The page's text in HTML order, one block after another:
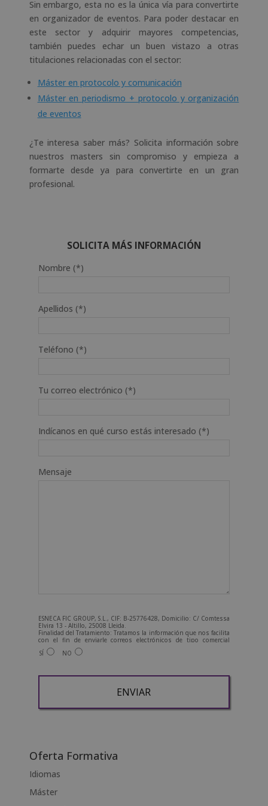
Sin embargo, esta no es la única vía para convertirte
en organizador de eventos. Para poder destacar en
este sector y adquirir mayores competencias,
también puedes echar un buen vistazo a otras
titulaciones relacionadas con el sector:
Máster en protocolo y comunicación
Máster en periodismo + protocolo y organización
de eventos
¿Te interesa saber más? Solicita información sobre
nuestros masters sin compromiso y empieza a
formarte desde ya para convertirte en un gran
profesional.
SOLICITA MÁS INFORMACIÓN
Nombre (*)
Apellidos (*)
Teléfono (*)
Tu correo electrónico (*)
Indícanos en qué curso estás interesado (*)
Mensaje
ESNECA FIC GROUP, S.L., CIF: B-25776428, Domicilio: C/ Comtessa
Elvira 13 - Altillo, 25008 Lleida.
Finalidad del Tratamiento: Tratamos la información que nos facilita
con el fin de enviarle correos electrónicos de tipo comercial
relacionado con los productos ofrecidos y otros tipo de
productos que fueran de su interés.
suficientemente, dirigiéndose a la dirección
Para más información consulte nuestra Política de Privacidad.
Desea recibir información comercial (vía telefónica y/o email):
SÍ NO
t
r
n
Oferta Formativa
Idiomas
Máster